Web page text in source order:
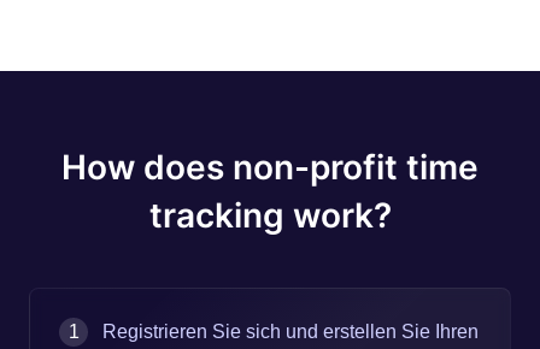
How does non-profit time
tracking work?
1
Registrieren Sie sich und erstellen Sie Ihren